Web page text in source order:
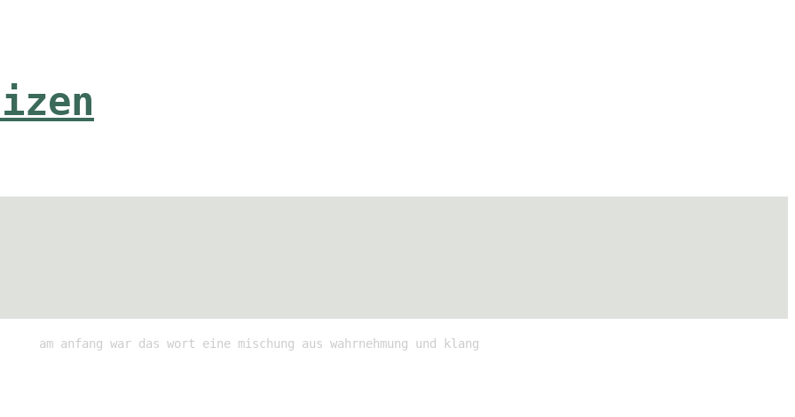
am anfang war das wort eine mischung aus wahrnehmung und klang